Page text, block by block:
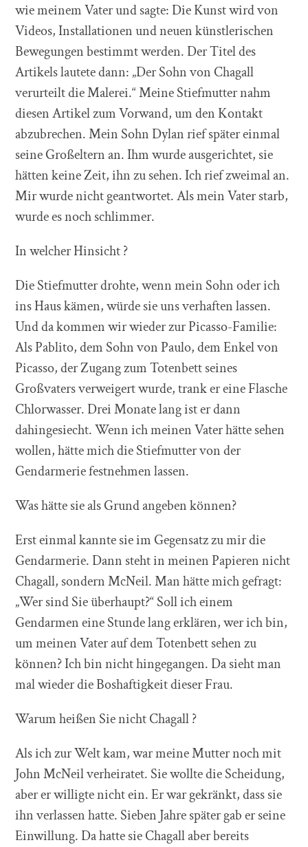
wie meinem Vater und sagte: Die Kunst wird von
Videos, Installationen und neuen künstlerischen
Bewegungen bestimmt werden. Der Titel des
Artikels lautete dann: „Der Sohn von Chagall
verurteilt die Malerei.“ Meine Stiefmutter nahm
diesen Artikel zum Vorwand, um den Kontakt
abzubrechen. Mein Sohn Dylan rief später einmal
seine Großeltern an. Ihm wurde ausgerichtet, sie
hätten keine Zeit, ihn zu sehen. Ich rief zweimal an.
Mir wurde nicht geantwortet. Als mein Vater starb,
wurde es noch schlimmer.
In welcher Hinsicht ?
Die Stiefmutter drohte, wenn mein Sohn oder ich
ins Haus kämen, würde sie uns verhaften lassen.
Und da kommen wir wieder zur Picasso-Familie:
Als Pablito, dem Sohn von Paulo, dem Enkel von
Picasso, der Zugang zum Totenbett seines
Großvaters verweigert wurde, trank er eine Flasche
Chlorwasser. Drei Monate lang ist er dann
dahingesiecht. Wenn ich meinen Vater hätte sehen
wollen, hätte mich die Stiefmutter von der
Gendarmerie festnehmen lassen.
Was hätte sie als Grund angeben können?
Erst einmal kannte sie im Gegensatz zu mir die
Gendarmerie. Dann steht in meinen Papieren nicht
Chagall, sondern McNeil. Man hätte mich gefragt:
„Wer sind Sie überhaupt?“ Soll ich einem
Gendarmen eine Stunde lang erklären, wer ich bin,
um meinen Vater auf dem Totenbett sehen zu
können? Ich bin nicht hingegangen. Da sieht man
mal wieder die Boshaftigkeit dieser Frau.
Warum heißen Sie nicht Chagall ?
Als ich zur Welt kam, war meine Mutter noch mit
John McNeil verheiratet. Sie wollte die Scheidung,
aber er willigte nicht ein. Er war gekränkt, dass sie
ihn verlassen hatte. Sieben Jahre später gab er seine
Einwillung. Da hatte sie Chagall aber bereits